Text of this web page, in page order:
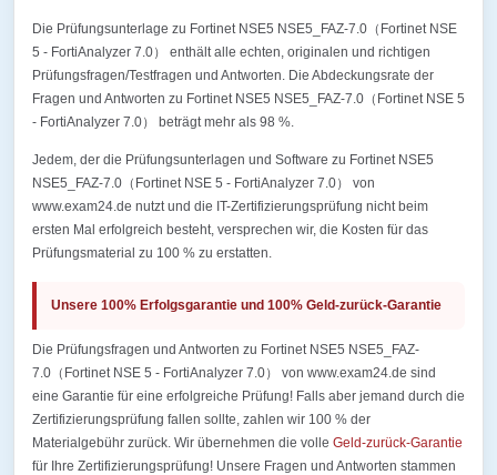
Die Prüfungsunterlage zu Fortinet NSE5 NSE5_FAZ-7.0（Fortinet NSE
5 - FortiAnalyzer 7.0） enthält alle echten, originalen und richtigen
Prüfungsfragen/Testfragen und Antworten. Die Abdeckungsrate der
Fragen und Antworten zu Fortinet NSE5 NSE5_FAZ-7.0（Fortinet NSE 5
- FortiAnalyzer 7.0） beträgt mehr als 98 %.
Jedem, der die Prüfungsunterlagen und Software zu Fortinet NSE5
NSE5_FAZ-7.0（Fortinet NSE 5 - FortiAnalyzer 7.0） von
www.exam24.de nutzt und die IT-Zertifizierungsprüfung nicht beim
ersten Mal erfolgreich besteht, versprechen wir, die Kosten für das
Prüfungsmaterial zu 100 % zu erstatten.
Unsere 100% Erfolgsgarantie und 100% Geld-zurück-Garantie
Die Prüfungsfragen und Antworten zu Fortinet NSE5 NSE5_FAZ-
7.0（Fortinet NSE 5 - FortiAnalyzer 7.0） von www.exam24.de sind
eine Garantie für eine erfolgreiche Prüfung! Falls aber jemand durch die
Zertifizierungsprüfung fallen sollte, zahlen wir 100 % der
Materialgebühr zurück. Wir übernehmen die volle Geld-zurück-Garantie
für Ihre Zertifizierungsprüfung! Unsere Fragen und Antworten stammen